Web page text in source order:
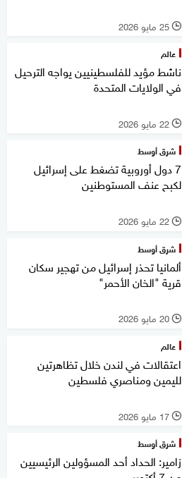
l 25 مايو 2026
عالم
ناشط مؤيد للفلسطينيين يواجه الترحيل
في الولايات المتحدة
l 22 مايو 2026
شرق أوسط
7 دول أوروبية تضغط على إسرائيل
لكبح عنف المستوطنين
l 22 مايو 2026
شرق أوسط
ألمانيا تحذر إسرائيل من تهجير سكان
قرية "الخان الأحمر"
l 20 مايو 2026
عالم
اعتقالات في لندن خلال تظاهرتين
لليمين ومناصري فلسطين
l 17 مايو 2026
شرق أوسط
زامير: الحداد أحد المسؤولين الرئيسيين